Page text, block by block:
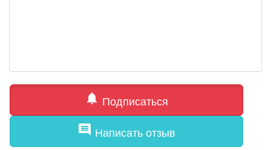
notifications Подписаться
comment Написать отзыв